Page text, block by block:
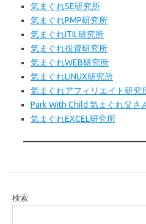
気まぐれSE研究所
気まぐれPMP研究所
気まぐれITIL研究所
気まぐれ投資研究所
気まぐれWEB研究所
気まぐれLINUX研究所
気まぐれアフィリエイト研究
Park With Child 気まぐれ父さ
気まぐれEXCEL研究所
検索